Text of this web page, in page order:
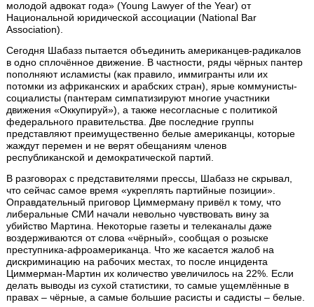
молодой адвокат года» (Young Lawyer of the Year) от
Национальной юридической ассоциации (National Bar
Association).
Сегодня Шабазз пытается объединить американцев-радикалов
в одно сплочённое движение. В частности, ряды чёрных пантер
пополняют исламисты (как правило, иммигранты или их
потомки из африканских и арабских стран), ярые коммунисты-
социалисты (пантерам симпатизируют многие участники
движения «Оккупируй»), а также несогласные с политикой
федерального правительства. Две последние группы
представляют преимущественно белые американцы, которые
жаждут перемен и не верят обещаниям членов
республиканской и демократической партий.
В разговорах с представителями прессы, Шабазз не скрывал,
что сейчас самое время «укреплять партийные позиции».
Оправдательный приговор Циммерману привёл к тому, что
либеральные СМИ начали невольно чувствовать вину за
убийство Мартина. Некоторые газеты и телеканалы даже
воздерживаются от слова «чёрный», сообщая о розыске
преступника-афроамериканца. Что же касается жалоб на
дискриминацию на рабочих местах, то после инцидента
Циммерман-Мартин их количество увеличилось на 22%. Если
делать выводы из сухой статистики, то самые ущемлённые в
правах – чёрные, а самые большие расисты и садисты – белые.